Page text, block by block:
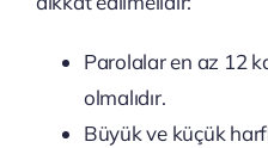
Parolalar en az 12
olmalıdır.
Büyük ve küçük